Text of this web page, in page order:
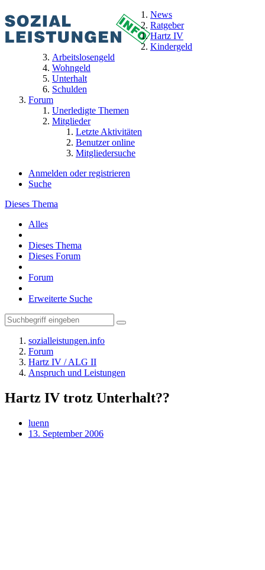
News
Ratgeber
Hartz IV
Kindergeld
Arbeitslosengeld
Wohngeld
Unterhalt
Schulden
Forum
Unerledigte Themen
Mitglieder
Letzte Aktivitäten
Benutzer online
Mitgliedersuche
Anmelden oder registrieren
Suche
Dieses Thema
Alles
Dieses Thema
Dieses Forum
Forum
Erweiterte Suche
sozialleistungen.info
Forum
Hartz IV / ALG II
Anspruch und Leistungen
Hartz IV trotz Unterhalt??
luenn
13. September 2006